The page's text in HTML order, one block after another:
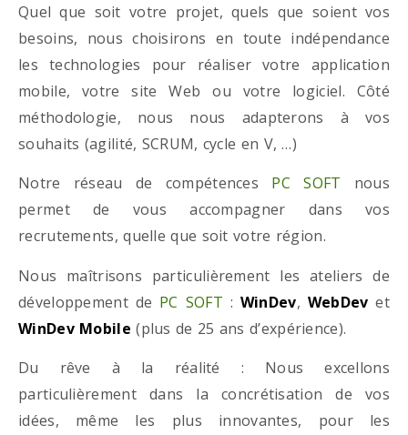
Quel que soit votre projet, quels que soient vos
besoins, nous choisirons en toute indépendance
les technologies pour réaliser votre application
mobile, votre site Web ou votre logiciel. Côté
méthodologie, nous nous adapterons à vos
souhaits (agilité, SCRUM, cycle en V, …)
Notre réseau de compétences PC SOFT nous
permet de vous accompagner dans vos
recrutements, quelle que soit votre région.
Nous maîtrisons particulièrement les ateliers de
développement de PC SOFT : WinDev, WebDev et
WinDev Mobile (plus de 25 ans d’expérience).
Du rêve à la réalité : Nous excellons
particulièrement dans la concrétisation de vos
idées, même les plus innovantes, pour les